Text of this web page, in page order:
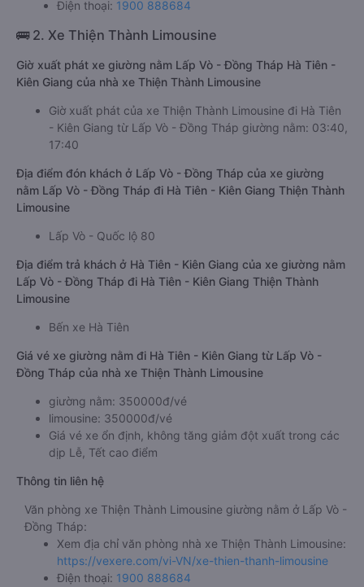
Điện thoại: 1900 888684
🚌 2. Xe Thiện Thành Limousine
Giờ xuất phát xe giường nằm Lấp Vò - Đồng Tháp Hà Tiên -
Kiên Giang của nhà xe Thiện Thành Limousine
Giờ xuất phát của xe Thiện Thành Limousine đi Hà Tiên
- Kiên Giang từ Lấp Vò - Đồng Tháp giường nằm: 03:40,
17:40
Địa điểm đón khách ở Lấp Vò - Đồng Tháp của xe giường
nằm Lấp Vò - Đồng Tháp đi Hà Tiên - Kiên Giang Thiện Thành
Limousine
Lấp Vò - Quốc lộ 80
Địa điểm trả khách ở Hà Tiên - Kiên Giang của xe giường nằm
Lấp Vò - Đồng Tháp đi Hà Tiên - Kiên Giang Thiện Thành
Limousine
Bến xe Hà Tiên
Giá vé xe giường nằm đi Hà Tiên - Kiên Giang từ Lấp Vò -
Đồng Tháp của nhà xe Thiện Thành Limousine
giường nằm: 350000đ/vé
limousine: 350000đ/vé
Giá vé xe ổn định, không tăng giảm đột xuất trong các
dịp Lễ, Tết cao điểm
Thông tin liên hệ
Văn phòng xe Thiện Thành Limousine giường nằm ở Lấp Vò -
Đồng Tháp:
Xem địa chỉ văn phòng nhà xe Thiện Thành Limousine:
https://vexere.com/vi-VN/xe-thien-thanh-limousine
Điện thoại: 1900 888684